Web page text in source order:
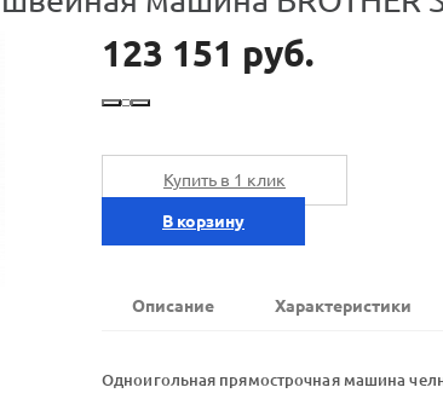
123 151 руб.
Купить в 1 клик
В корзину
Описание Характеристики
Одноигольная прямострочная машина